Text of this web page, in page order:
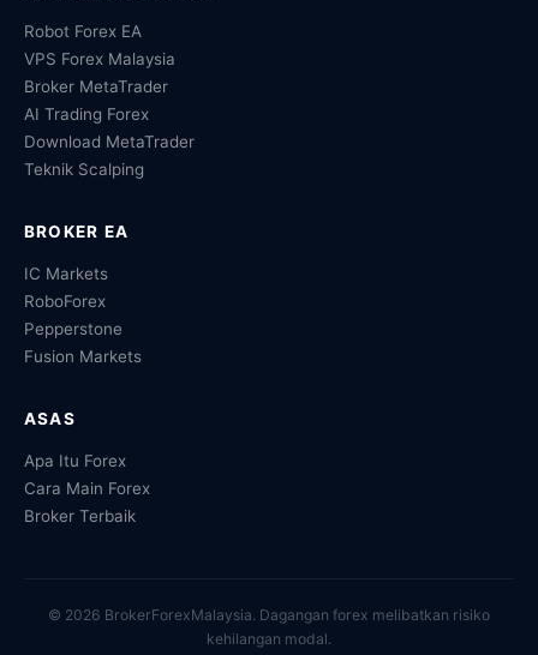
Robot Forex EA
VPS Forex Malaysia
Broker MetaTrader
AI Trading Forex
Download MetaTrader
Teknik Scalping
BROKER EA
IC Markets
RoboForex
Pepperstone
Fusion Markets
ASAS
Apa Itu Forex
Cara Main Forex
Broker Terbaik
© 2026 BrokerForexMalaysia. Dagangan forex melibatkan risiko
kehilangan modal.